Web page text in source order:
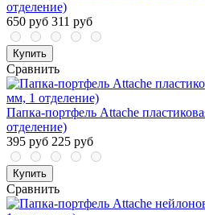
отделение)
650 руб 311 руб
Купить
Сравнить
Папка-портфель Attache
отделение)
395 руб 225 руб
Купить
Сравнить